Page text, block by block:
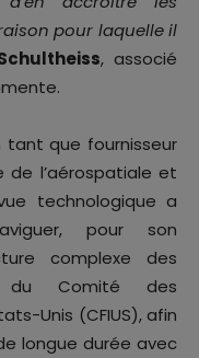
pour laquelle il
, associé
tant que fournisseur
l’aérospatiale et
technologique a
pour son
complexe des
du Comité des
Unis (CFIUS), afin
longue durée avec